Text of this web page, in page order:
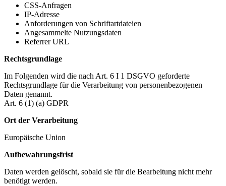
CSS-Anfragen
IP-Adresse
Anforderungen von Schriftartdateien
Angesammelte Nutzungsdaten
Referrer URL
Rechtsgrundlage
Im Folgenden wird die nach Art. 6 I 1 DSGVO geforderte
Rechtsgrundlage für die Verarbeitung von personenbezogenen
Daten genannt.
Art. 6 (1) (a) GDPR
Ort der Verarbeitung
Europäische Union
Aufbewahrungsfrist
Daten werden gelöscht, sobald sie für die Bearbeitung nicht mehr
benötigt werden.